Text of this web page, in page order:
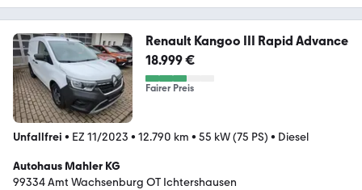
Renault Kangoo III Rapid Advance
18.999 €
Fairer Preis
Unfallfrei • EZ 11/2023 • 12.790 km • 55 kW (75 PS) • Diesel
Autohaus Mahler KG
99334 Amt Wachsenburg OT Ichtershausen